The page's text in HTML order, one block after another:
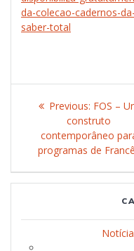
da-colecao-cadernos-
saber-total
Post
navigation
Previous: Previous
post:
FOS –
construto
contemporâneo
programas de